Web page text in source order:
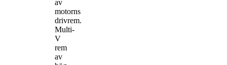
av
motorns
drivrem.
Multi-
V
rem
av